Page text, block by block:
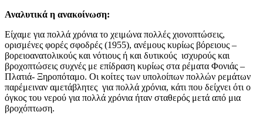
Αναλυτικά η ανακοίνωση:
Είχαμε για πολλά χρόνια το χειμώνα πολλές χιονοπτώσεις,
ορισμένες φορές σφοδρές (1955), ανέμους κυρίως βόρειους –
βορειοανατολικούς και νότιους ή και δυτικούς ισχυρούς και
βροχοπτώσεις συχνές με επίδραση κυρίως στα ρέματα Φονιάς –
Πλατιά- Ξηροπόταμο. Οι κοίτες των υπολοίπων πολλών ρεμάτων
παρέμειναν αμετάβλητες για πολλά χρόνια, κάτι που δείχνει ότι ο
όγκος του νερού για πολλά χρόνια ήταν σταθερός μετά από μια
βροχόπτωση.